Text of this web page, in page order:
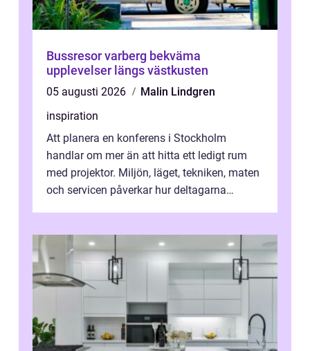
Bussresor varberg bekväma
upplevelser längs västkusten
05 augusti 2026
Malin Lindgren
inspiration
Att planera en konferens i Stockholm
handlar om mer än att hitta ett ledigt rum
med projektor. Miljön, läget, tekniken, maten
och servicen påverkar hur deltagarna